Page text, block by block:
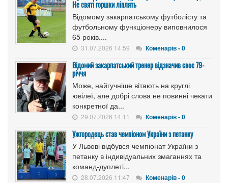
Не святі горшки ліплять
Відомому закарпатському футболісту та
футбольному функціонеру виповнилося
65 років....
31.07.2026 14:59 Коменарів - 0
Відомий закарпатський тренер відзначив своє 79-
річчя
Може, найгучніше вітають на круглі
ювілеї, але добрі слова не повинні чекати
конкретної да...
29.07.2026 14:11 Коменарів - 0
Ужгородець став чемпіоном України з петанку
У Львові відбувся чемпіонат України з
петанку в індивідуальних змаганнях та
команд-дуплеті...
28.07.2026 11:47 Коменарів - 0